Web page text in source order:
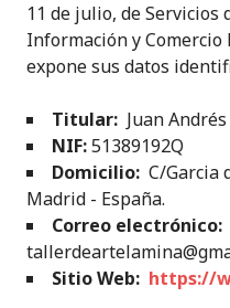
11 de julio, de Servicios
Información y
expone sus datos
Titular: Juan
NIF:51389192Q
Domicilio: C/Garcia
Madrid - España.
Correo electrónico:
Sitio Web: https://